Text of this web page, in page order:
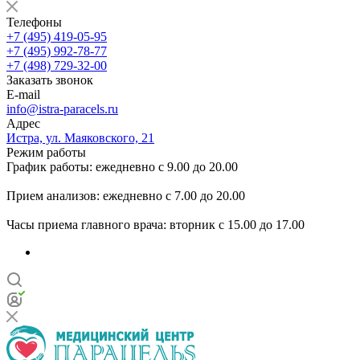
Телефоны
+7 (495) 419-05-95
+7 (495) 992-78-77
+7 (498) 729-32-00
Заказать звонок
E-mail
info@istra-paracels.ru
Адрес
Истра, ул. Маяковского, 21
Режим работы
График работы: ежедневно с 9.00 до 20.00
Прием анализов: ежедневно с 7.00 до 20.00
Часы приема главного врача: вторник с 15.00 до 17.00